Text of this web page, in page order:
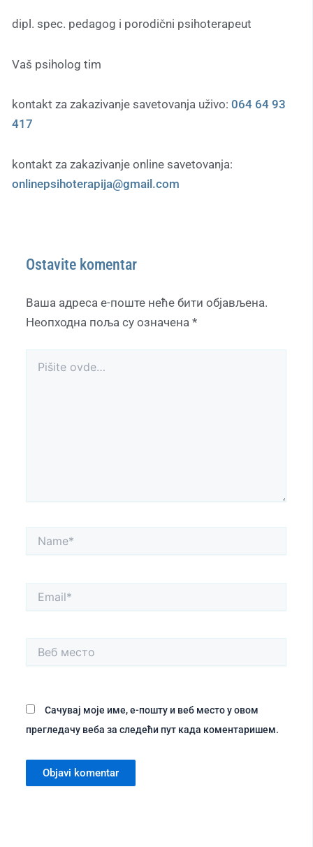
dipl. spec. pedagog i porodični psihoterapeut
Vaš psiholog tim
kontakt za zakazivanje savetovanja uživo: 064 64 93
417
kontakt za zakazivanje online savetovanja:
onlinepsihoterapija@gmail.com
Ostavite komentar
Ваша адреса е-поште неће бити објављена.
Неопходна поља су означена *
Name*
Email*
Веб
место
Сачувај моје име, е-пошту и веб место у овом
прегледачу веба за следећи пут када коментаришем.